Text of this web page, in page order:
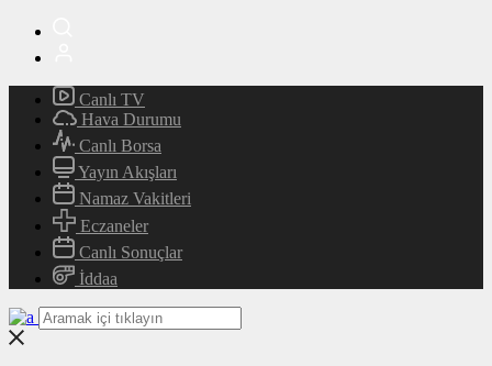
Canlı TV
Hava Durumu
Canlı Borsa
Yayın Akışları
Namaz Vakitleri
Eczaneler
Canlı Sonuçlar
İddaa